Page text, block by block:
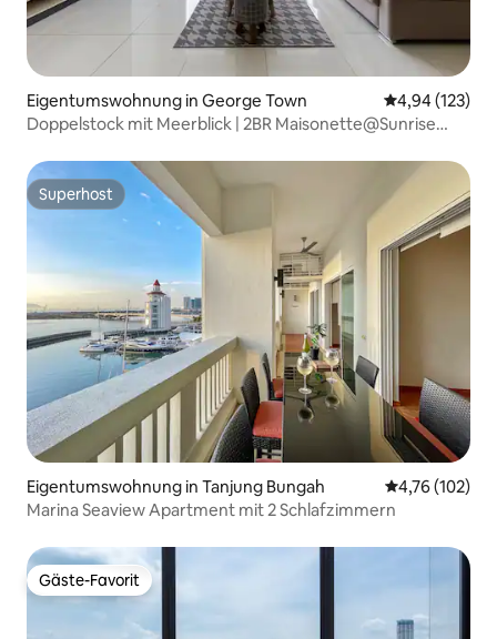
Eigentumswohnung in George Town
4,94 (123)
Doppelstock mit Meerblick | 2BR Maisonette@Sunrise
Superhost
Superhost
Eigentumswohnung in Tanjung Bungah
4,76 (102)
Marina Seaview Apartment mit 2 Schlafzimmern
Gäste-Favorit
Gäste-Favorit